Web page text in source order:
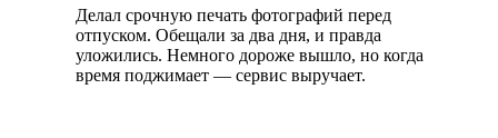
Делал срочную печать фотографий перед
отпуском. Обещали за два дня, и правда
уложились. Немного дороже вышло, но когда
время поджимает — сервис выручает.